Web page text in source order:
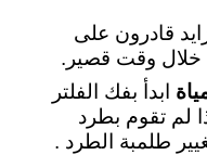
قادرون على
خلال وقت قصير.
ابدأ بفك الفلتر
لم تقوم بطرد
طلمبة الطرد .